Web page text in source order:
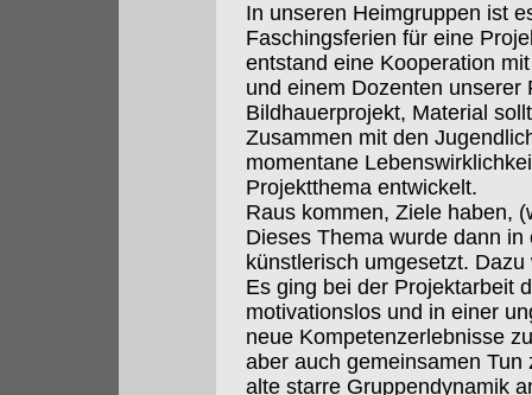
In unseren Heimgruppen ist
Faschingsferien für eine
entstand eine Kooperation
und einem Dozenten
Bildhauerprojekt, Material
Zusammen mit den
momentane
Projektthema entwickelt.
Raus kommen, Ziele haben,
Dieses Thema wurde dann
künstlerisch umgesetzt.
Es ging bei der Projektarbeit
motivationslos und in einer
neue Kompetenzerlebnisse
aber auch gemeinsamen
alte starre Gruppendynamik